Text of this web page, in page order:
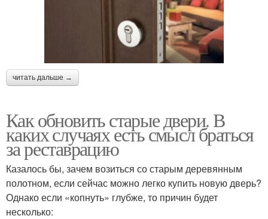
читать дальше →
Как обновить старые двери. В
каких случаях есть смысл браться
за реставрацию
Казалось бы, зачем возиться со старым деревянным
полотном, если сейчас можно легко купить новую дверь?
Однако если «копнуть» глубже, то причин будет
несколько: